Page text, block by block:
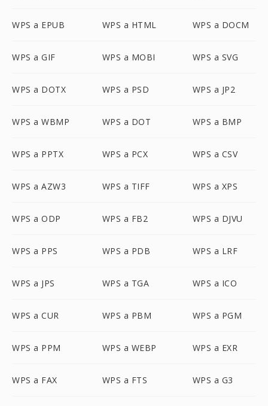
WPS a EPUB WPS a HTML WPS a DOCM
WPS a GIF WPS a MOBI WPS a SVG
WPS a DOTX WPS a PSD WPS a JP2
WPS a WBMP WPS a DOT WPS a BMP
WPS a PPTX WPS a PCX WPS a CSV
WPS a AZW3 WPS a TIFF WPS a XPS
WPS a ODP WPS a FB2 WPS a DJVU
WPS a PPS WPS a PDB WPS a LRF
WPS a JPS WPS a TGA WPS a ICO
WPS a CUR WPS a PBM WPS a PGM
WPS a PPM WPS a WEBP WPS a EXR
WPS a FAX WPS a FTS WPS a G3